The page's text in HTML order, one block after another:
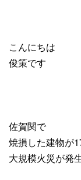
こんにちは
俊策です
佐賀関で
焼損した建物が
大規模火災が発